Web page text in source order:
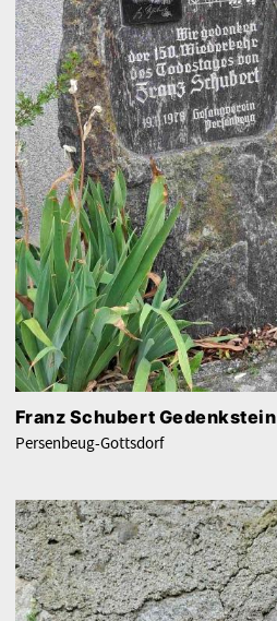
Franz Schubert Gedenkstein
Persenbeug-Gottsdorf